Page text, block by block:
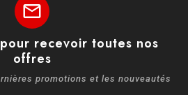
mail
recevoir toutes nos
offres
promotions et les nouveautés